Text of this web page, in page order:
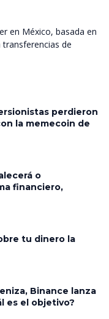
en México, basada en
de
perdieron
la memecoin de
o
financiero,
tu dinero la
Binance lanza
es el objetivo?